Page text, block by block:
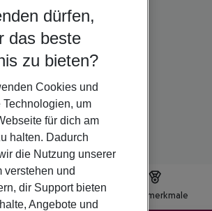
Hotelmerkmale
dürfen,
das beste
zu bieten?
Cookies und
um
für dich am
halten. Dadurch
die Nutzung unserer
verstehen und
dir Support bieten
Angebote und